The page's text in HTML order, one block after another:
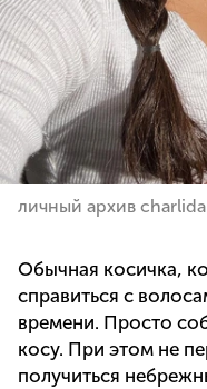
личный архив
Обычная косичка,
справиться с
времени. Просто
косу. При этом не
получиться